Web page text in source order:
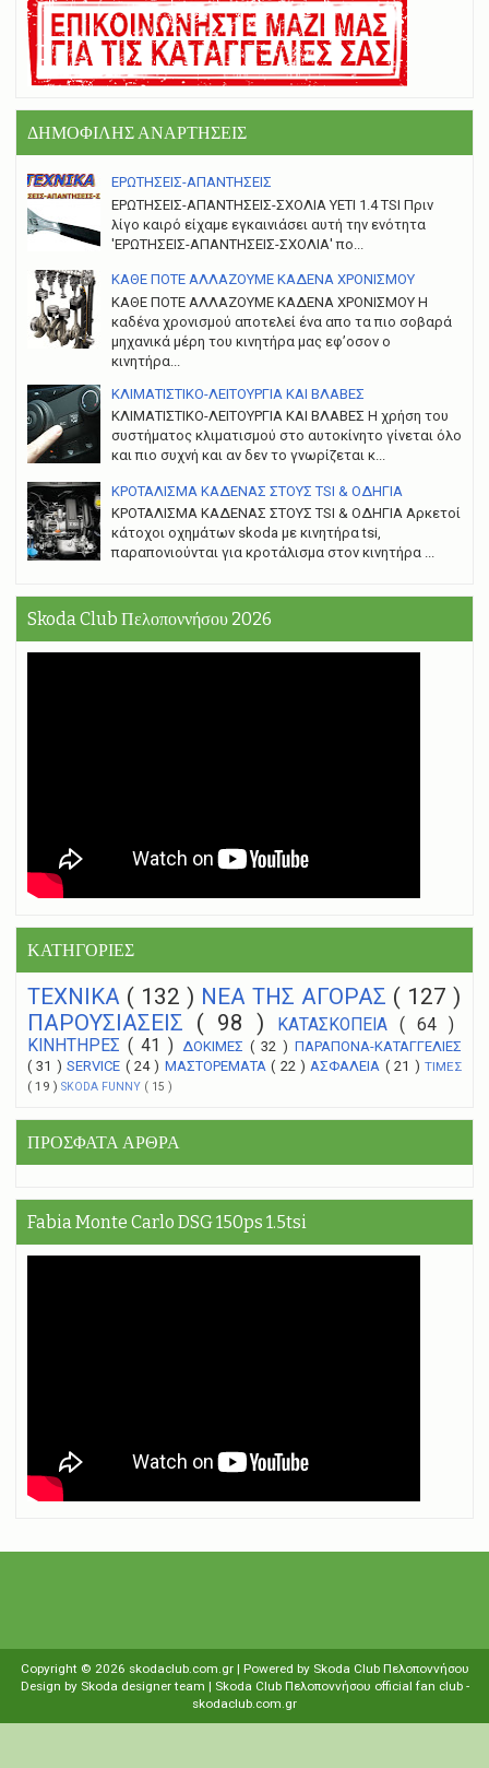
ΔΗΜΟΦΙΛΗΣ ΑΝΑΡΤΗΣΕΙΣ
ΕΡΩΤΗΣΕΙΣ-ΑΠΑΝΤΗΣΕΙΣ
ΕΡΩΤΗΣΕΙΣ-ΑΠΑΝΤΗΣΕΙΣ-ΣΧΟΛΙΑ YETI 1.4 TSI Πριν
λίγο καιρό είχαμε εγκαινιάσει αυτή την ενότητα
'ΕΡΩΤΗΣΕΙΣ-ΑΠΑΝΤΗΣΕΙΣ-ΣΧΟΛΙΑ' πο...
ΚΑΘΕ ΠΟΤΕ ΑΛΛΑΖΟΥΜΕ ΚΑΔΕΝΑ ΧΡΟΝΙΣΜΟΥ
ΚΑΘΕ ΠΟΤΕ ΑΛΛΑΖΟΥΜΕ ΚΑΔΕΝΑ ΧΡΟΝΙΣΜΟΥ Η
καδένα χρονισμού αποτελεί ένα απο τα πιο σοβαρά
μηχανικά μέρη του κινητήρα μας εφ’οσον ο
κινητήρα...
ΚΛΙΜΑΤΙΣΤΙΚΟ-ΛΕΙΤΟΥΡΓΙΑ ΚΑΙ ΒΛΑΒΕΣ
ΚΛΙΜΑΤΙΣΤΙΚΟ-ΛΕΙΤΟΥΡΓΙΑ ΚΑΙ ΒΛΑΒΕΣ H χρήση του
συστήματος κλιματισμού στο αυτοκίνητο γίνεται όλο
και πιο συχνή και αν δεν το γνωρίζεται κ...
ΚΡΟΤΑΛΙΣΜΑ ΚΑΔΕΝΑΣ ΣΤΟΥΣ TSI & ΟΔΗΓΙΑ
ΚΡΟΤΑΛΙΣΜΑ ΚΑΔΕΝΑΣ ΣΤΟΥΣ TSI & ΟΔΗΓΙΑ Αρκετοί
κάτοχοι οχημάτων skoda με κινητήρα tsi,
παραπονιούνται για κροτάλισμα στον κινητήρα ...
Skoda Club Πελοποννήσου 2026
ΚΑΤΗΓΟΡΙΕΣ
ΤΕΧΝΙΚΑ ( 132 ) NEA THΣ ΑΓΟΡΑΣ ( 127 )
ΠΑΡΟΥΣΙΑΣΕΙΣ ( 98 ) ΚΑΤΑΣΚΟΠΕΙΑ ( 64 )
ΚΙΝΗΤΗΡΕΣ( 41 ) ΔΟΚΙΜΕΣ ( 32 ) ΠΑΡΑΠΟΝΑ-ΚΑΤΑΓΓΕΛΙΕΣ
( 31 )SERVICE ( 24 ) ΜΑΣΤΟΡΕΜΑΤΑ( 22 ) ΑΣΦΑΛΕΙΑ ( 21 )ΤΙΜΕΣ
( 19 ) SKODA FUNNY ( 15 )
ΠΡΟΣΦΑΤΑ ΑΡΘΡΑ
Fabia Monte Carlo DSG 150ps 1.5tsi
Copyright © 2026 skodaclub.com.gr | Powered by Skoda Club Πελοποννήσου
Design by Skoda designer team | Skoda Club Πελοποννήσου οfficial fan club -
skodaclub.com.gr